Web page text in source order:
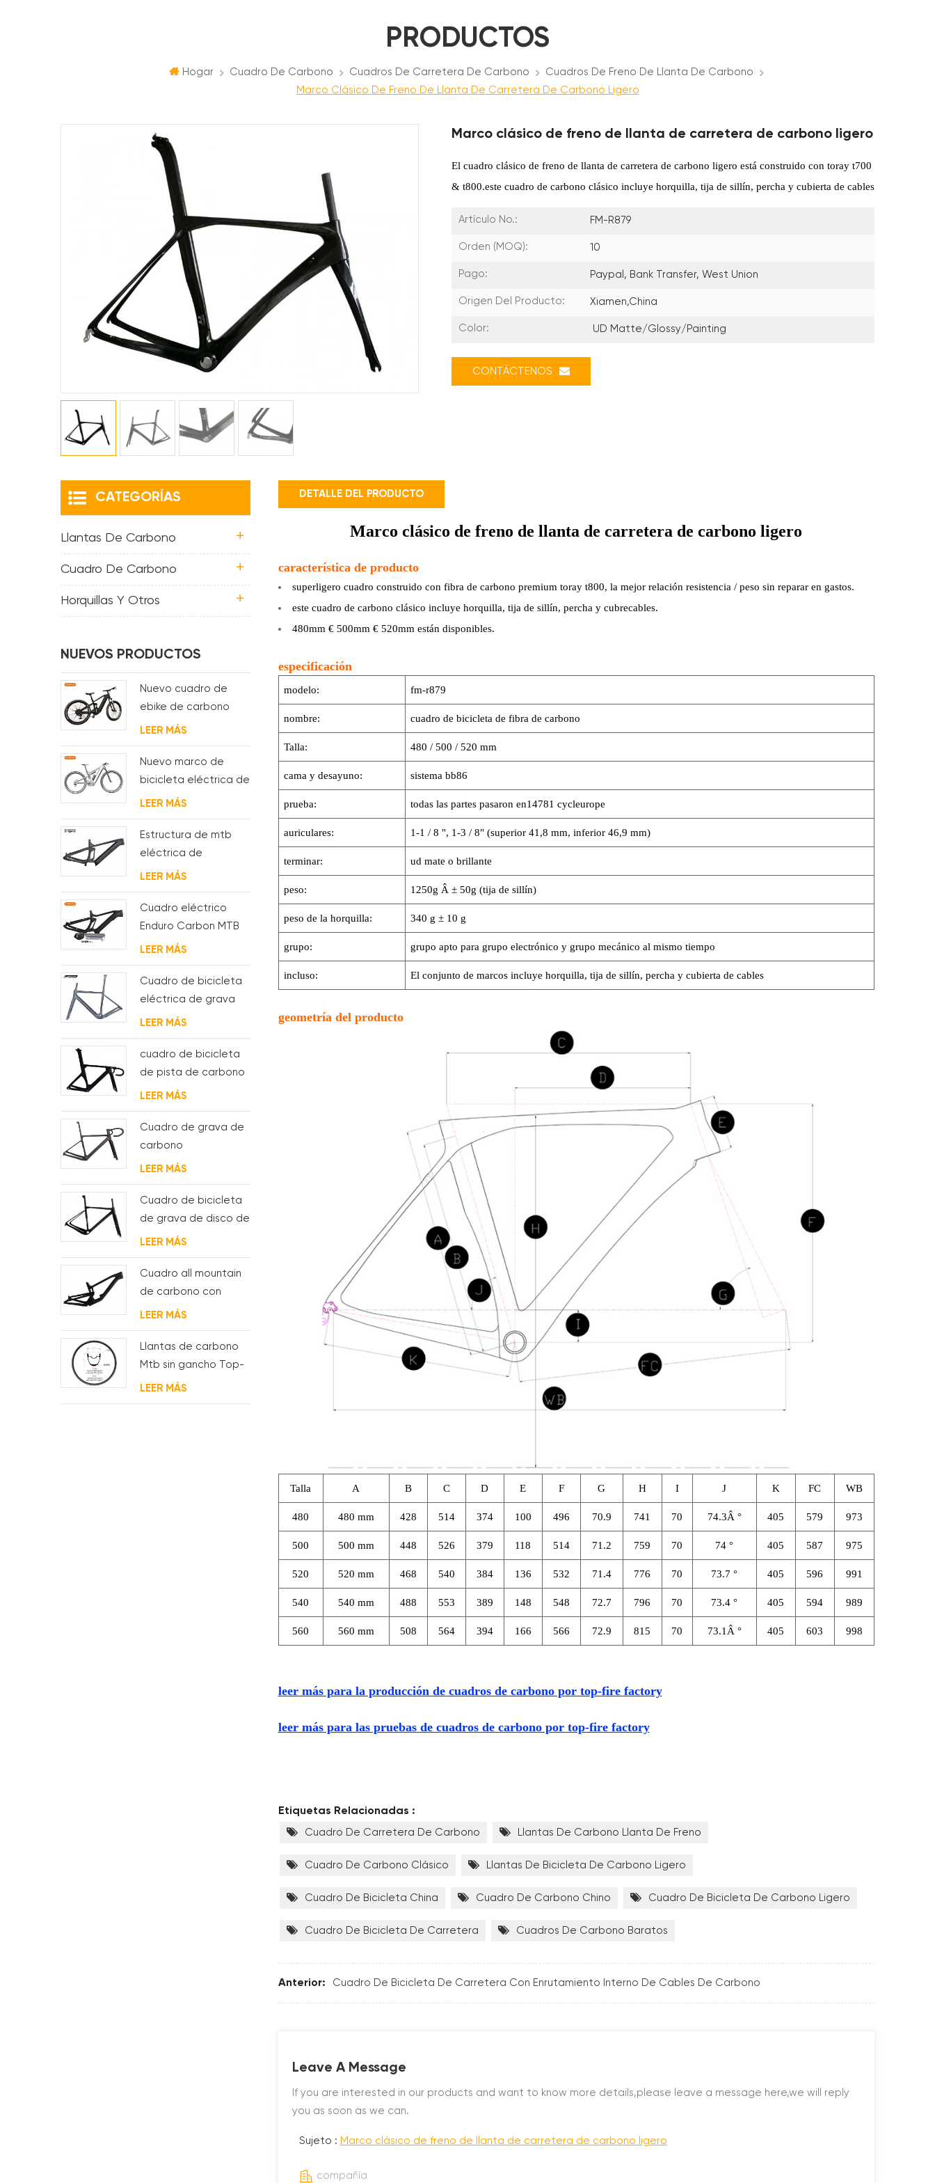
PRODUCTOS
Hogar Cuadro De Carbono Cuadros De Carretera De Carbono
Cuadros De Freno De Llanta De Carbono
Marco Clásico De Freno De Llanta De Carretera De Carbono Ligero
Marco clásico de freno de llanta de carretera de carbono ligero
El cuadro clásico de freno de llanta de carretera de carbono ligero está construido con toray t700
& t800.este cuadro de carbono clásico incluye horquilla, tija de sillín, percha y cubierta de cables
Artículo No.: FM-R879
Orden (MOQ): 10
Pago: Paypal, Bank Transfer, West Union
Origen Del Producto: Xiamen,China
Color: UD Matte/Glossy/painting
CONTÁCTENOS
DETALLE DEL PRODUCTO
Marco clásico de freno de llanta de carretera de carbono ligero
característica de producto
superligero cuadro construido con fibra de carbono premium toray t800, la mejor relación resistencia / peso sin reparar en gastos.
este cuadro de carbono clásico incluye horquilla, tija de sillín, percha y cubrecables.
480mm € 500mm € 520mm están disponibles.
especificación
modelo: fm-r879
nombre: cuadro de bicicleta de fibra de carbono
Talla: 480 / 500 / 520 mm
cama y desayuno: sistema bb86
prueba: todas las partes pasaron en14781 cycleurope
auriculares: 1-1 / 8 ", 1-3 / 8" (superior 41,8 mm, inferior 46,9 mm)
terminar: ud mate o brillante
peso: 1250g Â ± 50g (tija de sillín)
peso de la horquilla: 340 g ± 10 g
grupo: grupo apto para grupo electrónico y grupo mecánico al mismo tiempo
incluso: El conjunto de marcos incluye horquilla, tija de sillín, percha y cubierta de cables
geometría del producto
Talla A B C D E F G H I J K FC WB
480 480 mm 428 514 374 100 496 70.9 741 70 74.3Â ° 405 579 973
500 500 mm 448 526 379 118 514 71.2 759 70 74 ° 405 587 975
520 520 mm 468 540 384 136 532 71.4 776 70 73.7 ° 405 596 991
540 540 mm 488 553 389 148 548 72.7 796 70 73.4 ° 405 594 989
560 560 mm 508 564 394 166 566 72.9 815 70 73.1Â ° 405 603 998
leer más para la producción de cuadros de carbono por top-fire factory
leer más para las pruebas de cuadros de carbono por top-fire factory
Etiquetas Relacionadas :
Cuadro De Carretera De Carbono Llantas De Carbono Llanta De Freno
Cuadro De Carbono Clásico Llantas De Bicicleta De Carbono Ligero
Cuadro De Bicicleta China Cuadro De Carbono Chino Cuadro De Bicicleta De Carbono Ligero
Cuadro De Bicicleta De Carretera Cuadros De Carbono Baratos
Anterior: Cuadro De Bicicleta De Carretera Con Enrutamiento Interno De Cables De Carbono
Leave A Message
If you are interested in our products and want to know more details,please leave a message here,we will reply
you as soon as we can.
Sujeto : Marco clásico de freno de llanta de carretera de carbono ligero
CATEGORÍAS
Llantas De Carbono
Cuadro De Carbono
Horquillas Y Otros
NUEVOS PRODUCTOS
Nuevo cuadro de
ebike de carbono
con motor bafang
completa para MTB y
fat bike
LEER MÁS
Nuevo marco de
bicicleta eléctrica de
suspensión completa
molde
LEER MÁS
Estructura de mtb
eléctrica de
suspensión con
cables
completamente
interno
LEER MÁS
Cuadro eléctrico
Enduro Carbon MTB
con suspensión
LEER MÁS
Cuadro de bicicleta
eléctrica de grava
de carbono con
batería
LEER MÁS
cuadro de bicicleta
de pista de carbono
aero para sistema
LEER MÁS
Cuadro de grava de
carbono
Enrutamiento de
completo
LEER MÁS
Cuadro de bicicleta
de grava de disco de
ciclocross de
LEER MÁS
Cuadro all mountain
de carbono con
suspensión total 29er
LEER MÁS
Llantas de carbono
Mtb sin gancho Top-
Fire 27.5er 29er 27 mm
LEER MÁS